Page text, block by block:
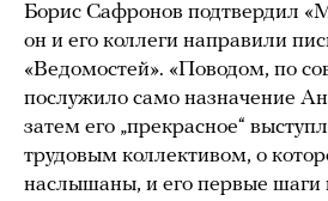
Борис Сафронов подтвердил
он и его коллеги направили
«Ведомостей». «Поводом, по
послужило само назначение
затем его „прекрасное“
трудовым коллективом, о
наслышаны, и его первые шаги